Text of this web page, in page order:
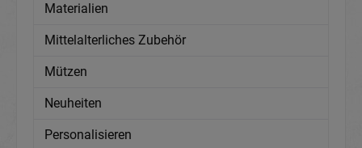
Materialien
Mittelalterliches Zubehör
Mützen
Neuheiten
Personalisieren